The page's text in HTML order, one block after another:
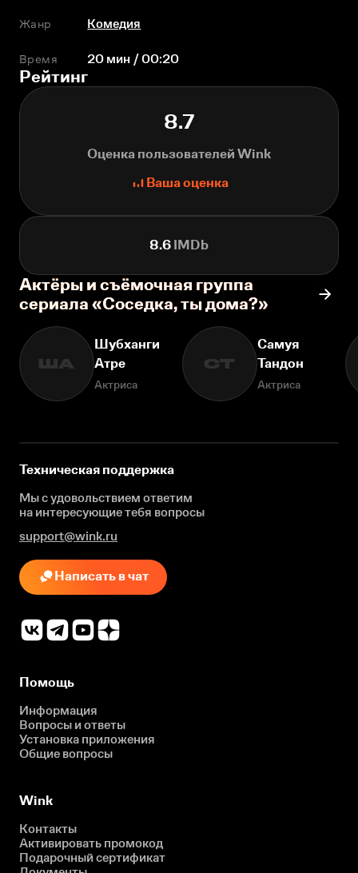
Жанр Комедия
Время 20 мин / 00:20
Рейтинг
8.7
Оценка пользователей Wink
Ваша оценка
8.6 IMDb
Актёры и съёмочная группа
сериала «Соседка, ты дома?»
ША
Шубханги
Атре
Актриса
СТ
Самуя
Тандон
Актриса
Техническая поддержка
Мы с удовольствием ответим
на интересующиетебя вопросы
support@wink.ru
Написать в чат
Помощь
Информация
Вопросы и ответы
Установка приложения
Общие вопросы
Wink
Контакты
Активировать промокод
Подарочный сертификат